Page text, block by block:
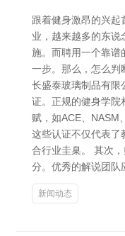
跟着健身激昂的兴起
业，越来越多的东说
施。而聘用一个靠谱
一步。那么，怎么判
长盛泰玻璃制品有限
证。正规的健身学院
赋，如ACE、NASM
这些认证不仅代表了
合行业圭臬。 其次
分。优秀的解说团队
新闻动态